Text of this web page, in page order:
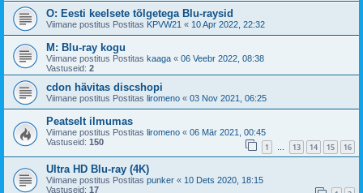
O: Eesti keelsete tõlgetega Blu-raysid
Viimane postitus Postitas KPVW21 « 10 Apr 2022, 22:32
M: Blu-ray kogu
Viimane postitus Postitas kaaga « 06 Veebr 2022, 08:38
Vastuseid: 2
cdon hävitas discshopi
Viimane postitus Postitas liromeno « 03 Nov 2021, 06:25
Peatselt ilmumas
Viimane postitus Postitas liromeno « 06 Mär 2021, 00:45
Vastuseid: 150 1 … 13 14 15 16
Ultra HD Blu-ray (4K)
Viimane postitus Postitas punker « 10 Dets 2020, 18:15
Vastuseid: 17